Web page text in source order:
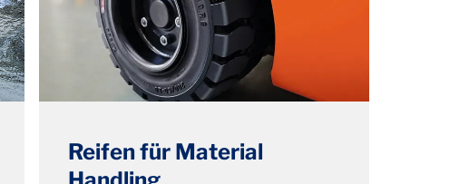
Reifen für Material